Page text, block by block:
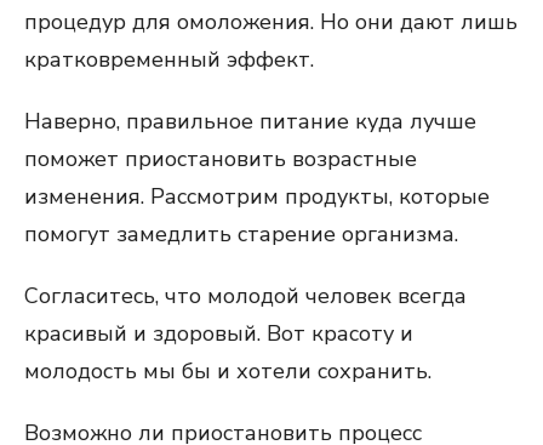
процедур для омоложения. Но они дают лишь
кратковременный эффект.
Наверно, правильное питание куда лучше
поможет приостановить возрастные
изменения. Рассмотрим продукты, которые
помогут замедлить старение организма.
Согласитесь, что молодой человек всегда
красивый и здоровый. Вот красоту и
молодость мы бы и хотели сохранить.
Возможно ли приостановить процесс